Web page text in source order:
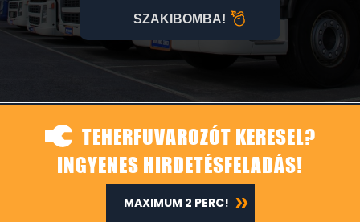
SZAKIBOMBA!
TEHERFUVAROZÓT KERESEL?
INGYENES HIRDETÉSFELADÁS!
MAXIMUM 2 PERC!